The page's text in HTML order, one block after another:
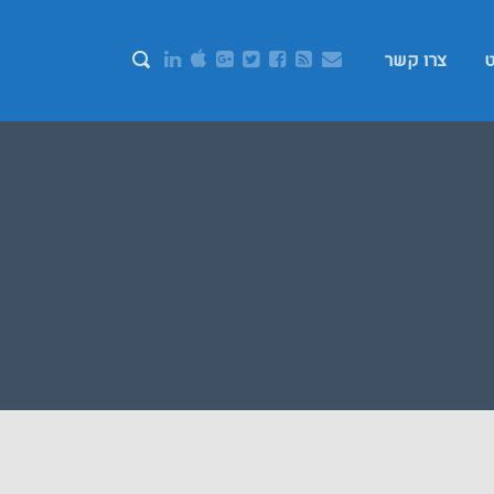
צרו קשר